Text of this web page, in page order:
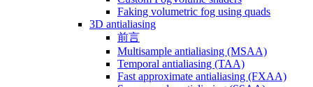
Faking volumetric fog using quads
3D antialiasing
前言
Multisample antialiasing (MSAA)
Temporal antialiasing (TAA)
Fast approximate antialiasing (FXAA)